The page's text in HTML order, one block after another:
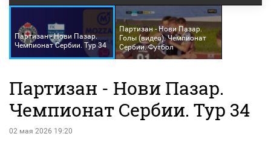
Партизан - Нови Пазар.
Чемпионат Сербии. Тур 34
Партизан - Нови Пазар.
Голы (видео). Чемпионат
Сербии. Футбол
Партизан - Нови Пазар.
Чемпионат Сербии. Тур 34
02 мая 2026 19:20